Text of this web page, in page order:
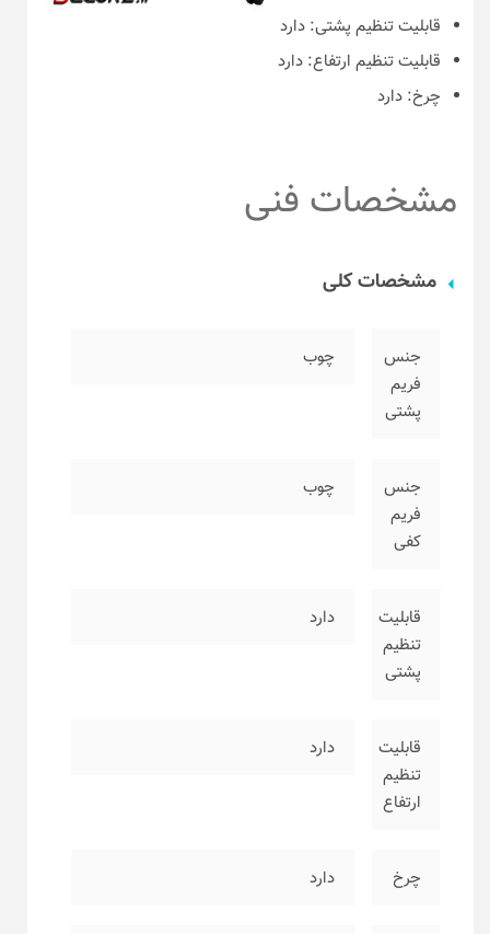
قابلیت تنظیم پشتی: دارد
قابلیت تنظیم ارتفاع: دارد
چرخ: دارد
مشخصات فنی
مشخصات کلی
جنس
فریم
پشتی
چوب
جنس
فریم
کفی
چوب
قابلیت
تنظیم
پشتی
دارد
قابلیت
تنظیم
ارتفاع
دارد
چرخ دارد